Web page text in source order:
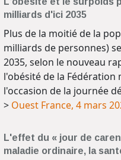
milliards d'ici 2035
Plus de la moitié de la
milliards de personnes)
2035, selon le nouveau
l'obésité de la Fédération
l'occasion de la journée
> Ouest France, 4 mars
L'effet du « jour de
maladie ordinaire, la